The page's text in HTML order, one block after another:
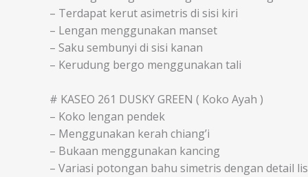
– Terdapat kerut asimetris di sisi kiri
– Lengan menggunakan manset
– Saku sembunyi di sisi kanan
– Kerudung bergo menggunakan tali
# KASEO 261 DUSKY GREEN ( Koko Ayah )
– Koko lengan pendek
– Menggunakan kerah chiang’i
– Bukaan menggunakan kancing
– Variasi potongan bahu simetris dengan detail